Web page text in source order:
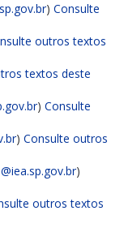
) Consulte
outros textos
textos deste
) Consulte
) Consulte outros
)
outros textos